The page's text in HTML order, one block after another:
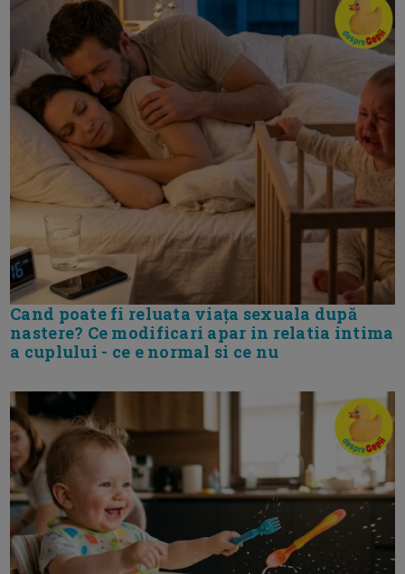
Cand poate fi reluata viața sexuala după
nastere? Ce modificari apar in relatia intima
a cuplului - ce e normal si ce nu